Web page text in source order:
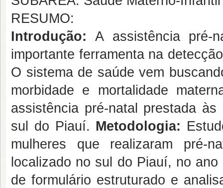
RESUMO:
Introdução:A assistência pré-
importante ferramenta na
O sistema de saúde vem
morbidade e mortalidade
assistência pré-natal prestada
sul do Piauí. Metodologia:
mulheres que realizaram pré-
localizado no sul do Piauí, no
de formulário estruturado e